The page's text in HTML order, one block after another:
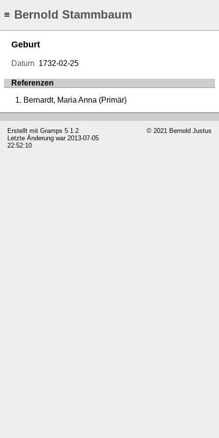
≡ Bernold Stammbaum
Geburt
Datum 1732-02-25
Referenzen
Bernardt, Maria Anna (Primär)
Erstellt mit Gramps 5.1.2
Letzte Änderung war 2013-07-05
22:52:10
© 2021 Bernold Justus